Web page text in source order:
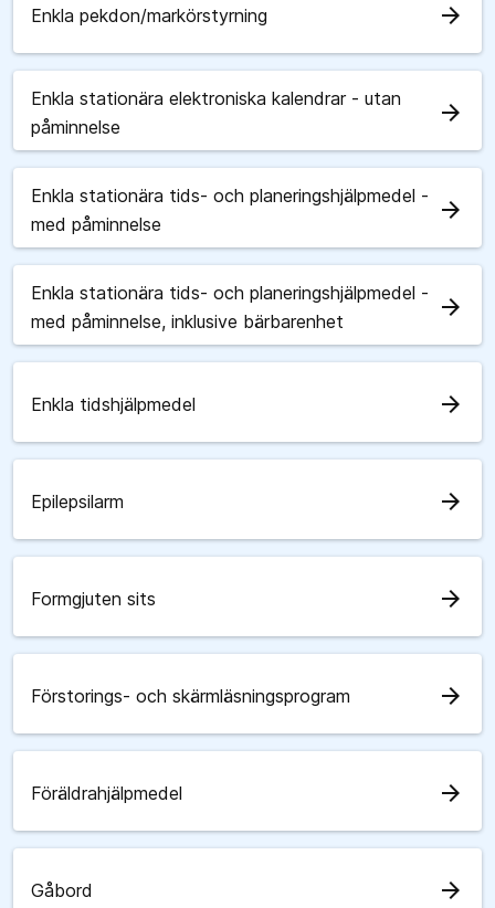
Enkla pekdon/markörstyrning arrow_forward
Enkla stationära elektroniska kalendrar - utan
påminnelse
arrow_forward
Enkla stationära tids- och planeringshjälpmedel -
med påminnelse
arrow_forward
Enkla stationära tids- och planeringshjälpmedel -
med påminnelse, inklusive bärbarenhet
arrow_forward
Enkla tidshjälpmedel arrow_forward
Epilepsilarm arrow_forward
Formgjuten sits arrow_forward
Förstorings- och skärmläsningsprogram arrow_forward
Föräldrahjälpmedel arrow_forward
Gåbord arrow_forward